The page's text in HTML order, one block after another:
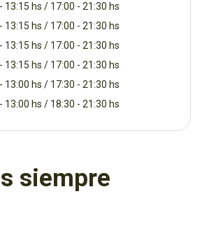
13:15 hs / 17:00 - 21:30 hs
13:15 hs / 17:00 - 21:30 hs
13:15 hs / 17:00 - 21:30 hs
13:15 hs / 17:00 - 21:30 hs
13:00 hs / 17:30 - 21:30 hs
13:00 hs / 18:30 - 21:30 hs
siempre